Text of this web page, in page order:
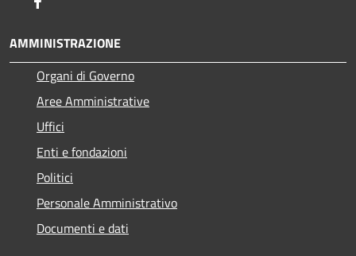
AMMINISTRAZIONE
Organi di Governo
Aree Amministrative
Uffici
Enti e fondazioni
Politici
Personale Amministrativo
Documenti e dati